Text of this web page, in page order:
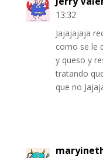
13:32
Jajajajaja
como se le
y queso y
tratando
que no